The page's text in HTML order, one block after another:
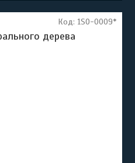
дерева
Код: 1SO-0009*